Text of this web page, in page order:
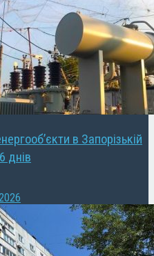
в Запорізькій
днів